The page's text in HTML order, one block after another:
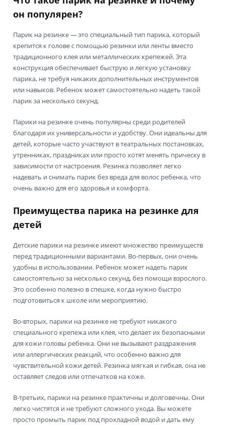
он популярен?
Парик на резинке — это специальный тип парика, который
крепится к голове с помощью резинки или ленты вместо
традиционного клея или металлических крепежей. Эта
конструкция обеспечивает быструю и легкую установку
парика, не требуя никаких дополнительных инструментов
или навыков. Ребенок может самостоятельно надеть такой
парик за несколько секунд.
Парики на резинке очень популярны среди родителей
благодаря их универсальности и удобству. Они идеальны для
детей, которые часто участвуют в театральных постановках,
утренниках, праздниках или просто хотят менять прическу в
зависимости от настроения. Резинка позволяет легко
надевать и снимать парик без вреда для волос ребенка, что
очень важно для его здоровья и комфорта.
Преимущества парика на резинке для
детей
Детские парики на резинке имеют множество преимуществ
перед традиционными вариантами. Во-первых, они очень
удобны в использовании. Ребенок может надеть парик
самостоятельно за несколько секунд, без помощи взрослого.
Это особенно полезно в спешке, когда нужно быстро
подготовиться к школе или мероприятию.
Во-вторых, парики на резинке не требуют никакого
специального крепежа или клея, что делает их безопасными
для кожи головы ребенка. Они не вызывают раздражения
или аллергических реакций, что особенно важно для
чувствительной кожи детей. Резинка мягкая и гибкая, она не
оставляет следов или отпечатков на коже.
В-третьих, парики на резинке практичны и долговечны. Они
легко чистятся и не требуют сложного ухода. Вы можете
просто промыть парик под прохладной водой и дать ему